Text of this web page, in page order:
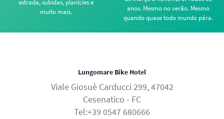
estrada, subidas, planícies e
muito mais.
anos. Mesmo no verão. Mesmo
quando quase todo mundo pára.
Lungomare Bike Hotel
Viale Giosuè Carducci 299, 47042
Cesenatico - FC
Tel:+39 0547 680666